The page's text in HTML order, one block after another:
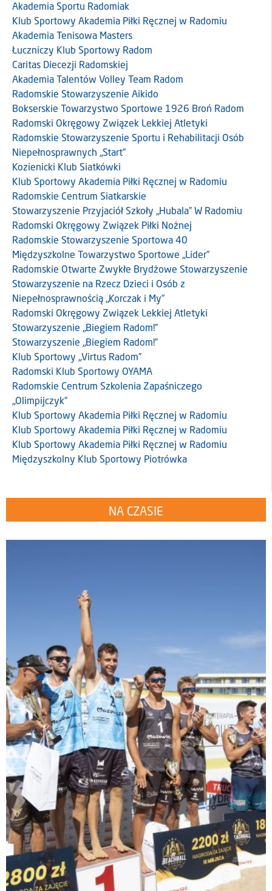
Akademia Sportu Radomiak
Klub Sportowy Akademia Piłki Ręcznej w Radomiu
Akademia Tenisowa Masters
Łuczniczy Klub Sportowy Radom
Caritas Diecezji Radomskiej
Akademia Talentów Volley Team Radom
Radomskie Stowarzyszenie Aikido
Bokserskie Towarzystwo Sportowe 1926 Broń Radom
Radomski Okręgowy Związek Lekkiej Atletyki
Radomskie Stowarzyszenie Sportu i Rehabilitacji Osób
Niepełnosprawnych „Start”
Kozienicki Klub Siatkówki
Klub Sportowy Akademia Piłki Ręcznej w Radomiu
Radomskie Centrum Siatkarskie
Stowarzyszenie Przyjaciół Szkoły „Hubala” W Radomiu
Radomski Okręgowy Związek Piłki Nożnej
Radomskie Stowarzyszenie Sportowa 40
Międzyszkolne Towarzystwo Sportowe „Lider”
Radomskie Otwarte Zwykłe Brydżowe Stowarzyszenie
Stowarzyszenie na Rzecz Dzieci i Osób z
Niepełnosprawnością „Korczak i My”
Radomski Okręgowy Związek Lekkiej Atletyki
Stowarzyszenie „Biegiem Radom!”
Stowarzyszenie „Biegiem Radom!”
Klub Sportowy „Virtus Radom”
Radomski Klub Sportowy OYAMA
Radomskie Centrum Szkolenia Zapaśniczego
„Olimpijczyk”
Klub Sportowy Akademia Piłki Ręcznej w Radomiu
Klub Sportowy Akademia Piłki Ręcznej w Radomiu
Klub Sportowy Akademia Piłki Ręcznej w Radomiu
Międzyszkolny Klub Sportowy Piotrówka
NA CZASIE